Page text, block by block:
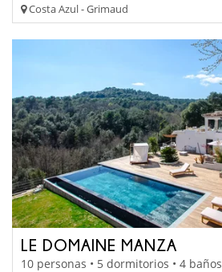
Costa Azul - Grimaud
LE DOMAINE MANZA
10 personas • 5 dormitorios • 4 baños